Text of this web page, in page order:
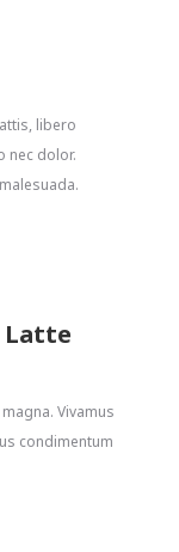
libero
nec dolor.
Latte
Vivamus
condimentum